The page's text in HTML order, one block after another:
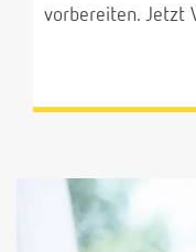
vorbereiten. Jetzt